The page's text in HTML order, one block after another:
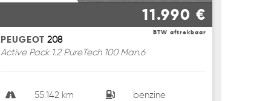
11.990 €
BTW aftrekbaar
PEUGEOT 208
Active Pack 1.2 PureTech 100 Man.6
55.142 km benzine